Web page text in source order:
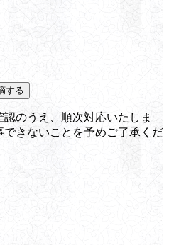
する
のうえ、順次対応いたしま
きないことを予めご了承くだ